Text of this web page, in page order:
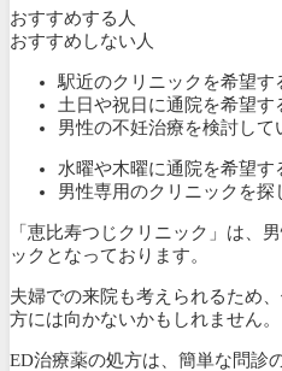
おすすめする人
おすすめしない人
駅近のクリニックを希望す
土日や祝日に通院を希望す
男性の不妊治療を検討して
水曜や木曜に通院を希望す
男性専用のクリニックを探
「恵比寿つじクリニック」は、
ックとなっております。
夫婦での来院も考えられるため
方には向かないかもしれません。
ED治療薬の処方は、簡単な問診